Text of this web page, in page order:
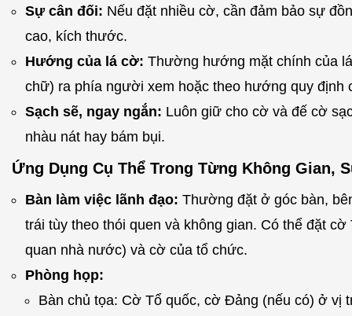
Sự cân đối: Nếu đặt nhiều cờ, cần đảm bảo sự
cao, kích thước.
Hướng của lá cờ: Thường hướng mặt chính của
chữ) ra phía người xem hoặc theo hướng quy định
Sạch sẽ, ngay ngắn: Luôn giữ cho cờ và đế cờ
nhàu nát hay bám bụi.
Ứng Dụng Cụ Thể Trong Từng Không Gian,
Bàn làm việc lãnh đạo: Thường đặt ở góc bàn,
trái tùy theo thói quen và không gian. Có thể đặt
quan nhà nước) và cờ của tổ chức.
Phòng họp:
Bàn chủ tọa: Cờ Tổ quốc, cờ Đảng (nếu có) ở vị